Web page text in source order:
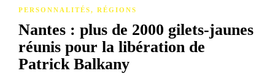
PERSONNALITÉS, RÉGIONS
Nantes : plus de 2000 gilets-jaunes
réunis pour la libération de
Patrick Balkany